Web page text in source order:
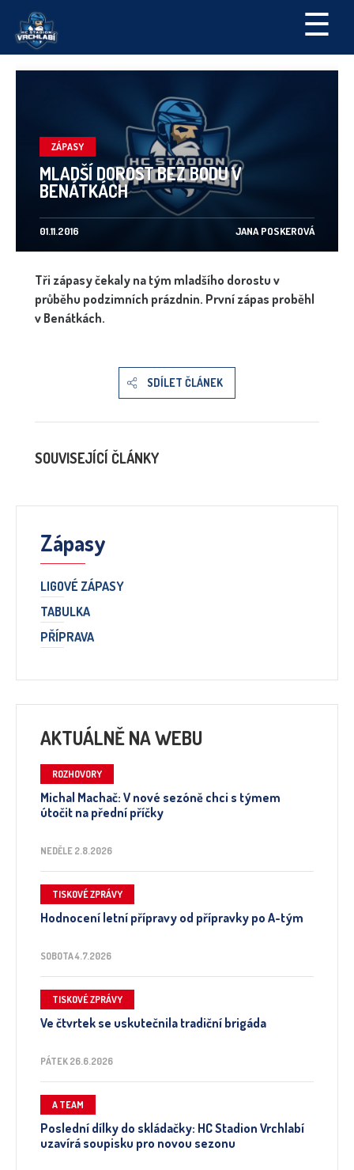
☰
ZÁPASY
MLADŠÍ DOROST BEZ BODU V
BENÁTKÁCH
01.11.2016 JANA POSKEROVÁ
Tři zápasy čekaly na tým mladšího dorostu v
průběhu podzimních prázdnin. První zápas proběhl
v Benátkách.
SDÍLET ČLÁNEK
SOUVISEJÍCÍ ČLÁNKY
Zápasy
LIGOVÉ ZÁPASY
TABULKA
PŘÍPRAVA
AKTUÁLNĚ NA WEBU
ROZHOVORY
Michal Machač: V nové sezóně chci s týmem
útočit na přední příčky
NEDĚLE 2.8.2026
TISKOVÉ ZPRÁVY
Hodnocení letní přípravy od přípravky po A-tým
SOBOTA 4.7.2026
TISKOVÉ ZPRÁVY
Ve čtvrtek se uskutečnila tradiční brigáda
PÁTEK 26.6.2026
A TEAM
Poslední dílky do skládačky: HC Stadion Vrchlabí
uzavírá soupisku pro novou sezonu